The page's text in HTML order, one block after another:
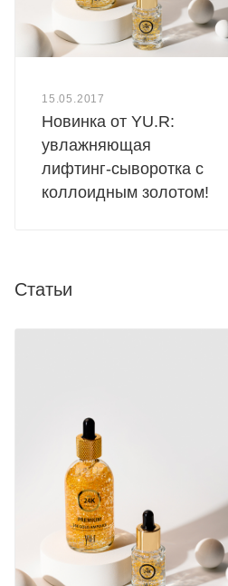
мыльнянки лекарственной,
пропиленгликоль, МА сополимер,
15.05.2017
Новинка от YU.R:
увлажняющая
лифтинг-сыворотка с
коллоидным золотом!
Статьи